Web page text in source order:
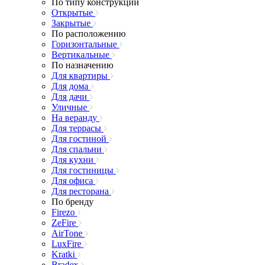
Открытые
Закрытые
По расположению
Горизонтальные
Вертикальные
По назначению
Для квартиры
Для дома
Для дачи
Уличные
На веранду
Для террасы
Для гостиной
Для спальни
Для кухни
Для гостиницы
Для офиса
Для ресторана
По бренду
Firezo
ZeFire
AirTone
LuxFire
Kratki